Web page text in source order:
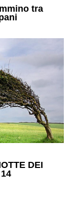
tra
DEI